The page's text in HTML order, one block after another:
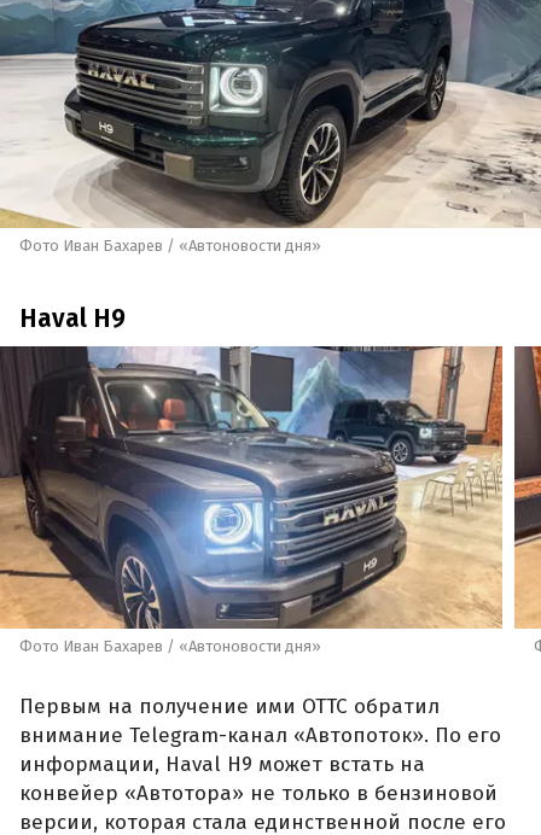
Фото Иван Бахарев / «Автоновости дня»
Haval H9
Фото Иван Бахарев / «Автоновости дня»
Первым на получение ими ОТТС обратил
внимание Telegram-канал «Автопоток». По его
информации, Haval H9 может встать на
конвейер «Автотора» не только в бензиновой
версии, которая стала единственной после его